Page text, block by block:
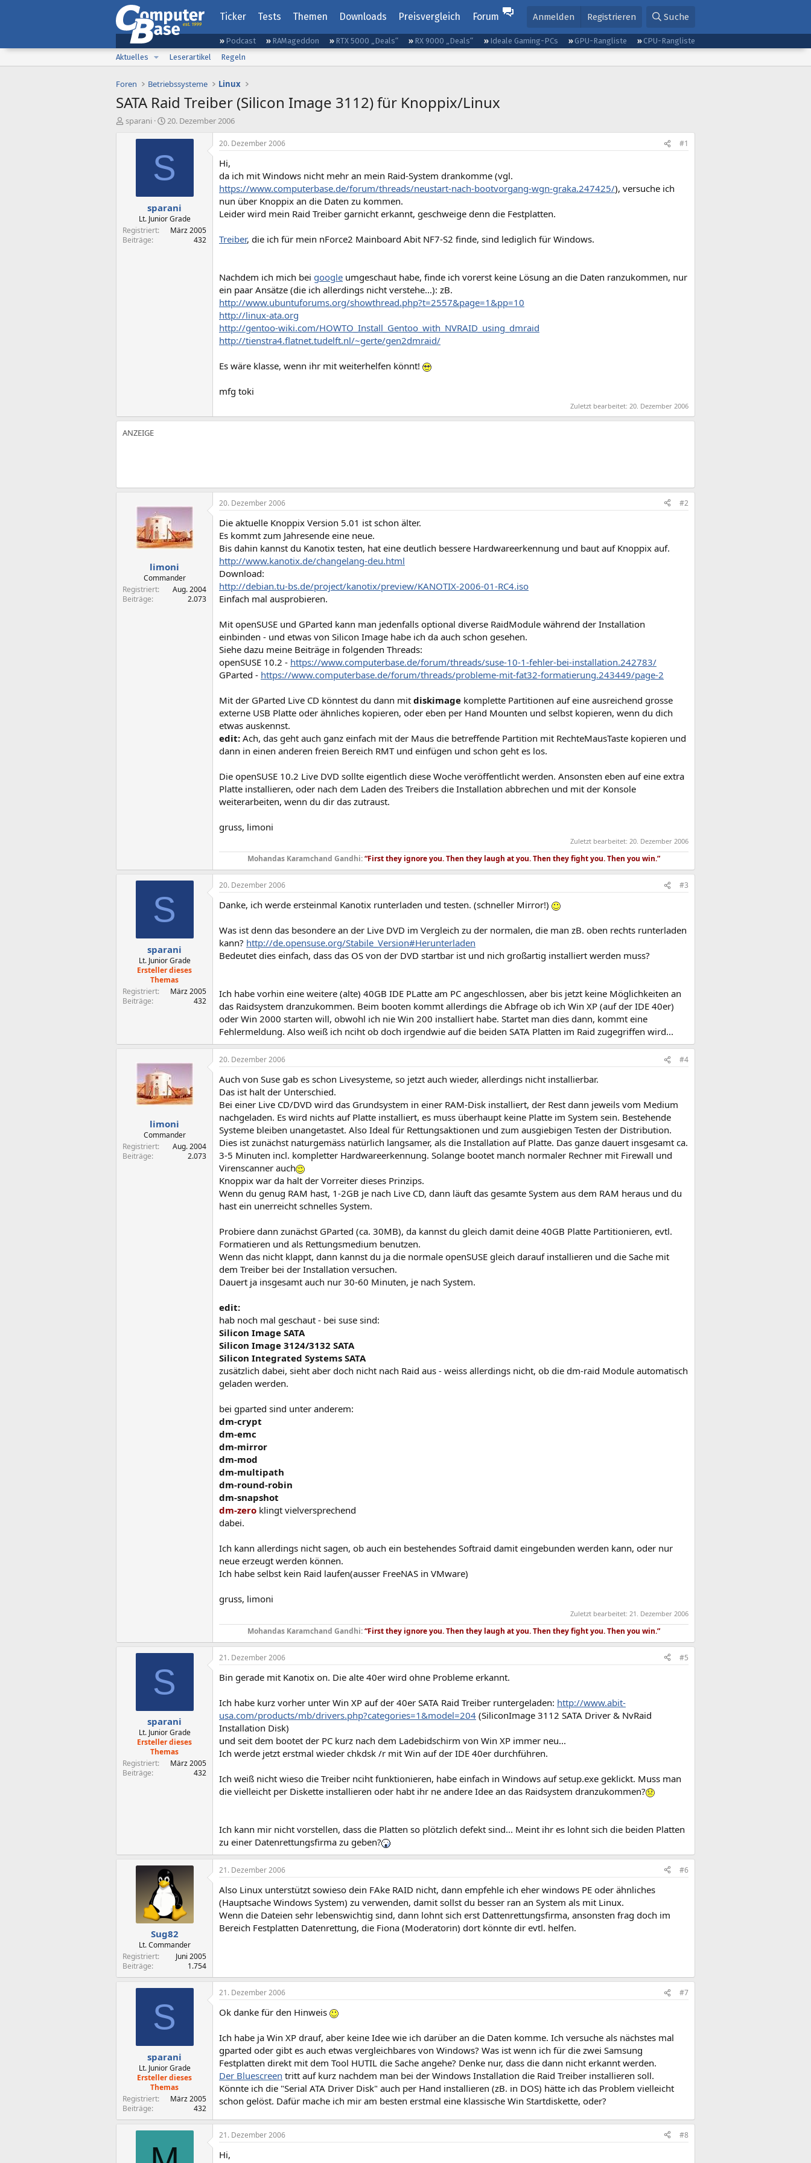
Ticker Tests Themen Downloads Preisvergleich Forum Anmelden Registrieren Suche
Podcast RAMageddon RTX 5000 „Deals“ RX 9000 „Deals“ Ideale Gaming-PCs GPU-Rangliste
CPU-Rangliste
Aktuelles
Leserartikel Regeln
Foren Betriebssysteme Linux
SATA Raid Treiber (Silicon Image 3112) für Knoppix/Linux
E
sparani
E
s
t
e
t
a
m
20. Dezember 2006
S
sparani
Lt. Junior Grade
Registriert
März 2005
Beiträge
432
20. Dezember 2006 #1
Hi,
da ich mit Windows nicht mehr an mein Raid-System drankomme (vgl.
https://www.computerbase.de/forum/threads/neustart-nach-bootvorgang-wgn-graka.247425/), versuche ich
nun über Knoppix an die Daten zu kommen.
Leider wird mein Raid Treiber garnicht erkannt, geschweige denn die Festplatten.
Treiber, die ich für mein nForce2 Mainboard Abit NF7-S2 finde, sind lediglich für Windows.
Nachdem ich mich bei google umgeschaut habe, finde ich vorerst keine Lösung an die Daten ranzukommen, nur
ein paar Ansätze (die ich allerdings nicht verstehe...): zB.
http://www.ubuntuforums.org/showthread.php?t=2557&page=1&pp=10
http://linux-ata.org
http://gentoo-wiki.com/HOWTO_Install_Gentoo_with_NVRAID_using_dmraid
http://tienstra4.flatnet.tudelft.nl/~gerte/gen2dmraid/
Es wäre klasse, wenn ihr mit weiterhelfen könnt!
mfg toki
Zuletzt bearbeitet: 20. Dezember 2006
limoni
Commander
Registriert
Aug. 2004
Beiträge
2.073
20. Dezember 2006 #2
Die aktuelle Knoppix Version 5.01 ist schon älter.
Es kommt zum Jahresende eine neue.
Bis dahin kannst du Kanotix testen, hat eine deutlich bessere Hardwareerkennung und baut auf Knoppix auf.
http://www.kanotix.de/changelang-deu.html
Download:
http://debian.tu-bs.de/project/kanotix/preview/KANOTIX-2006-01-RC4.iso
Einfach mal ausprobieren.
Mit openSUSE und GParted kann man jedenfalls optional diverse RaidModule während der Installation
einbinden - und etwas von Silicon Image habe ich da auch schon gesehen.
Siehe dazu meine Beiträge in folgenden Threads:
openSUSE 10.2 - https://www.computerbase.de/forum/threads/suse-10-1-fehler-bei-installation.242783/
GParted - https://www.computerbase.de/forum/threads/probleme-mit-fat32-formatierung.243449/page-2
Mit der GParted Live CD könntest du dann mit diskimage komplette Partitionen auf eine ausreichend grosse
externe USB Platte oder ähnliches kopieren, oder eben per Hand Mounten und selbst kopieren, wenn du dich
etwas auskennst.
edit: Ach, das geht auch ganz einfach mit der Maus die betreffende Partition mit RechteMausTaste kopieren und
dann in einen anderen freien Bereich RMT und einfügen und schon geht es los.
Die openSUSE 10.2 Live DVD sollte eigentlich diese Woche veröffentlicht werden. Ansonsten eben auf eine extra
Platte installieren, oder nach dem Laden des Treibers die Installation abbrechen und mit der Konsole
weiterarbeiten, wenn du dir das zutraust.
gruss, limoni
Zuletzt bearbeitet: 20. Dezember 2006
Mohandas Karamchand Gandhi:“First they ignore you. Then they laugh at you. Then they fight you. Then you win.”
S
sparani
Lt. Junior Grade
Ersteller dieses
Themas
Registriert
März 2005
Beiträge
432
20. Dezember 2006 #3
Danke, ich werde ersteinmal Kanotix runterladen und testen. (schneller Mirror!)
Was ist denn das besondere an der Live DVD im Vergleich zu der normalen, die man zB. oben rechts runterladen
kann? http://de.opensuse.org/Stabile_Version#Herunterladen
Bedeutet dies einfach, dass das OS von der DVD startbar ist und nich großartig installiert werden muss?
Ich habe vorhin eine weitere (alte) 40GB IDE PLatte am PC angeschlossen, aber bis jetzt keine Möglichkeiten an
das Raidsystem dranzukommen. Beim booten kommt allerdings die Abfrage ob ich Win XP (auf der IDE 40er)
oder Win 2000 starten will, obwohl ich nie Win 200 installiert habe. Startet man dies dann, kommt eine
Fehlermeldung. Also weiß ich nciht ob doch irgendwie auf die beiden SATA Platten im Raid zugegriffen wird...
limoni
Commander
Registriert
Aug. 2004
Beiträge
2.073
20. Dezember 2006 #4
Auch von Suse gab es schon Livesysteme, so jetzt auch wieder, allerdings nicht installierbar.
Das ist halt der Unterschied.
Bei einer Live CD/DVD wird das Grundsystem in einer RAM-Disk installiert, der Rest dann jeweils vom Medium
nachgeladen. Es wird nichts auf Platte installiert, es muss überhaupt keine Platte im System sein. Bestehende
Systeme bleiben unangetastet. Also Ideal für Rettungsaktionen und zum ausgiebigen Testen der Distribution.
Dies ist zunächst naturgemäss natürlich langsamer, als die Installation auf Platte. Das ganze dauert insgesamt ca.
3-5 Minuten incl. kompletter Hardwareerkennung. Solange bootet manch normaler Rechner mit Firewall und
Virenscanner auch
Knoppix war da halt der Vorreiter dieses Prinzips.
Wenn du genug RAM hast, 1-2GB je nach Live CD, dann läuft das gesamte System aus dem RAM heraus und du
hast ein unerreicht schnelles System.
Probiere dann zunächst GParted (ca. 30MB), da kannst du gleich damit deine 40GB Platte Partitionieren, evtl.
Formatieren und als Rettungsmedium benutzen.
Wenn das nicht klappt, dann kannst du ja die normale openSUSE gleich darauf installieren und die Sache mit
dem Treiber bei der Installation versuchen.
Dauert ja insgesamt auch nur 30-60 Minuten, je nach System.
edit:
hab noch mal geschaut - bei suse sind:
Silicon Image SATA
Silicon Image 3124/3132 SATA
Silicon Integrated Systems SATA
zusätzlich dabei, sieht aber doch nicht nach Raid aus - weiss allerdings nicht, ob die dm-raid Module automatisch
geladen werden.
bei gparted sind unter anderem:
dm-crypt
dm-emc
dm-mirror
dm-mod
dm-multipath
dm-round-robin
dm-snapshot
dm-zero klingt vielversprechend
dabei.
Ich kann allerdings nicht sagen, ob auch ein bestehendes Softraid damit eingebunden werden kann, oder nur
neue erzeugt werden können.
Ich habe selbst kein Raid laufen(ausser FreeNAS in VMware)
gruss, limoni
Zuletzt bearbeitet: 21. Dezember 2006
Mohandas Karamchand Gandhi:“First they ignore you. Then they laugh at you. Then they fight you. Then you win.”
S
sparani
Lt. Junior Grade
Ersteller dieses
Themas
Registriert
März 2005
Beiträge
432
21. Dezember 2006 #5
Bin gerade mit Kanotix on. Die alte 40er wird ohne Probleme erkannt.
Ich habe kurz vorher unter Win XP auf der 40er SATA Raid Treiber runtergeladen: http://www.abit-
usa.com/products/mb/drivers.php?categories=1&model=204 (SiliconImage 3112 SATA Driver & NvRaid
Installation Disk)
und seit dem bootet der PC kurz nach dem Ladebidschirm von Win XP immer neu...
Ich werde jetzt erstmal wieder chkdsk /r mit Win auf der IDE 40er durchführen.
Ich weiß nicht wieso die Treiber nciht funktionieren, habe einfach in Windows auf setup.exe geklickt. Muss man
die vielleicht per Diskette installieren oder habt ihr ne andere Idee an das Raidsystem dranzukommen?
Ich kann mir nicht vorstellen, dass die Platten so plötzlich defekt sind... Meint ihr es lohnt sich die beiden Platten
zu einer Datenrettungsfirma zu geben?
Sug82
Lt. Commander
Registriert
Juni 2005
Beiträge
1.754
21. Dezember 2006 #6
Also Linux unterstützt sowieso dein FAke RAID nicht, dann empfehle ich eher windows PE oder ähnliches
(Hauptsache Windows System) zu verwenden, damit sollst du besser ran an System als mit Linux.
Wenn die Dateien sehr lebenswichtig sind, dann lohnt sich erst Dattenrettungsfirma, ansonsten frag doch im
Bereich Festplatten Datenrettung, die Fiona (Moderatorin) dort könnte dir evtl. helfen.
S
sparani
Lt. Junior Grade
Ersteller dieses
Themas
Registriert
März 2005
Beiträge
432
21. Dezember 2006 #7
Ok danke für den Hinweis
Ich habe ja Win XP drauf, aber keine Idee wie ich darüber an die Daten komme. Ich versuche als nächstes mal
gparted oder gibt es auch etwas vergleichbares von Windows? Was ist wenn ich für die zwei Samsung
Festplatten direkt mit dem Tool HUTIL die Sache angehe? Denke nur, dass die dann nicht erkannt werden.
Der Bluescreen tritt auf kurz nachdem man bei der Windows Installation die Raid Treiber installieren soll.
Könnte ich die "Serial ATA Driver Disk" auch per Hand installieren (zB. in DOS) hätte ich das Problem vielleicht
schon gelöst. Dafür mache ich mir am besten erstmal eine klassische Win Startdiskette, oder?
21. Dezember 2006 #8
Hi,